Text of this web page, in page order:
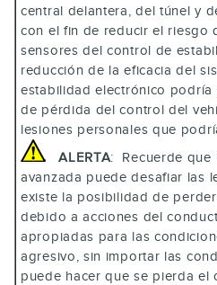
central delantera, del túnel y
con el fin de reducir el riesgo
sensores del control de
reducción de la eficacia del
estabilidad electrónico
de pérdida del control del
lesiones personales que
ALERTA: Recuerde que
avanzada puede desafiar las
existe la posibilidad de
debido a acciones del
apropiadas para las
agresivo, sin importar las
puede hacer que se pierda el